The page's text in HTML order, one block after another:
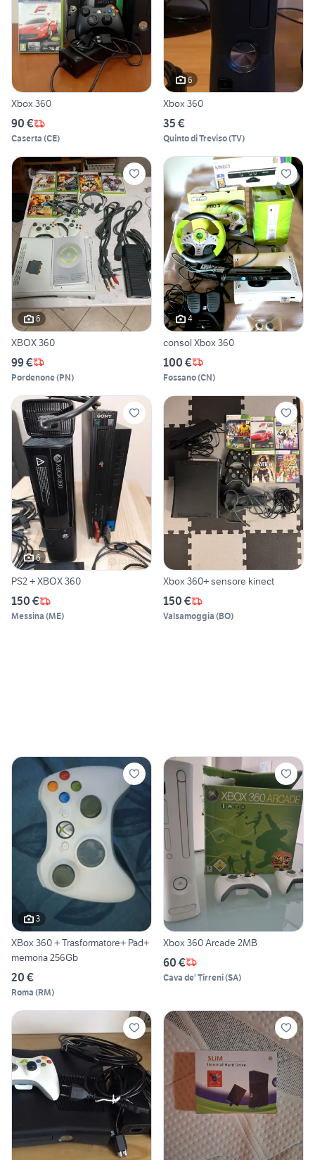
Xbox 360
90 €
Caserta (CE)
6
Xbox 360
35 €
Quinto di Treviso(TV)
6
XBOX 360
99 €
Pordenone(PN)
4
consol Xbox 360
100 €
Fossano(CN)
6
PS2 + XBOX 360
150 €
Messina (ME)
Xbox 360+ sensore kinect
150 €
Valsamoggia (BO)
3
XBox 360 + Trasformatore+ Pad+
memoria 256Gb
20 €
Roma (RM)
Xbox 360 Arcade 2MB
60 €
Cava de' Tirreni(SA)